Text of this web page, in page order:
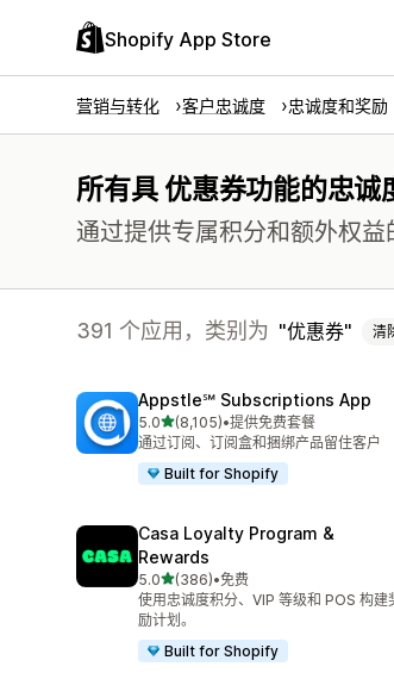
Shopify App Store
营销与转化 客户忠诚度 忠诚度和奖励
所有具 优惠券功能的忠诚
通过提供专属积分和额外权益
391 个应用，类别为 优惠券 清
Appstle℠ Subscriptions App
5.0星（满分 5 星）
(8,105)
总共 8105 条评论
•提供免费套餐
通过订阅、订阅盒和捆绑产品留住客户
Built for Shopify
Casa Loyalty Program &
Rewards
5.0星（满分 5 星）
(386)
总共 386 条评论
•免费
使用忠诚度积分、VIP 等级和 POS 构建
励计划。
Built for Shopify